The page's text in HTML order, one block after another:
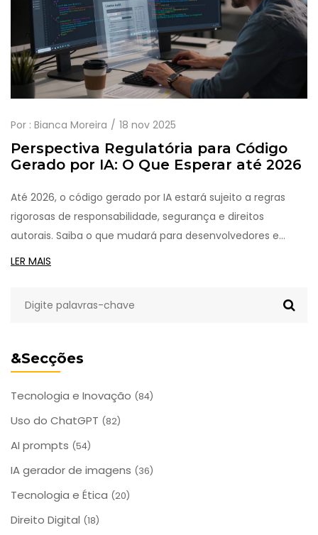
&Secções
Tecnologia e Inovação (84)
Uso do ChatGPT (82)
AI prompts (54)
IA gerador de imagens (36)
Tecnologia e Ética (20)
Direito Digital (18)
Por : Bianca Moreira 18 nov 2025
Perspectiva Regulatória para Código
Gerado por IA: O Que Esperar até 2026
Até 2026, o código gerado por IA estará sujeito a regras
rigorosas de responsabilidade, segurança e direitos
autorais. Saiba o que mudará para desenvolvedores e
empresas, e como se preparar antes que a lei exija.
LER MAIS